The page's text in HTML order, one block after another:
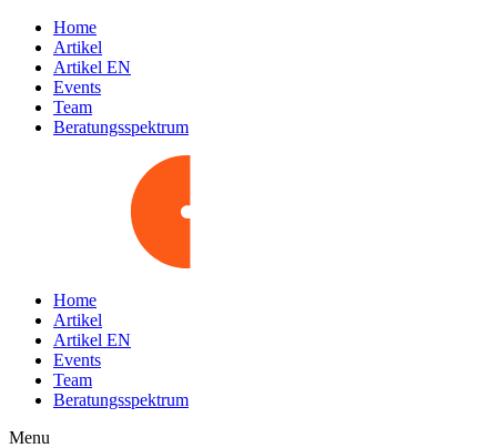
Home
Artikel
Artikel EN
Events
Team
Beratungsspektrum
Home
Artikel
Artikel EN
Events
Team
Beratungsspektrum
Menu